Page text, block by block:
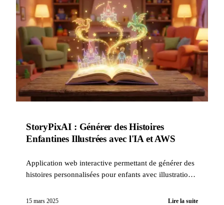
StoryPixAI : Générer des Histoires
Enfantines Illustrées avec l'IA et AWS
Application web interactive permettant de générer des
histoires personnalisées pour enfants avec illustrations
Terraform.
15 mars 2025 Lire la suite